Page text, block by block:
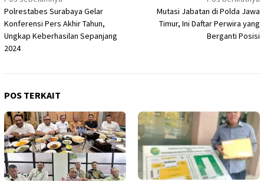
pos
Polrestabes Surabaya Gelar
Konferensi Pers Akhir Tahun,
Ungkap Keberhasilan Sepanjang
2024
Mutasi Jabatan di Polda Jawa
Timur, Ini Daftar Perwira yang
Berganti Posisi
POS TERKAIT